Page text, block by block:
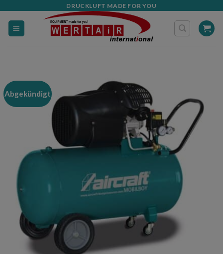
Inhalt
springen
DRUCKLUFT MADE FOR YOU
Abgekündigt